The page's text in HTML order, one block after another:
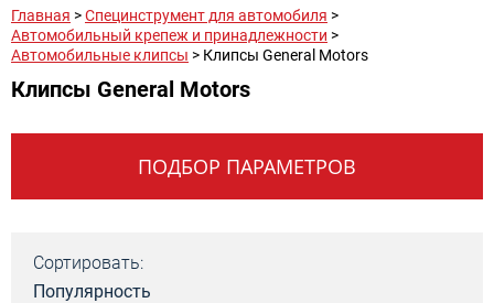
Главная >Специнструмент для автомобиля >
Автомобильный крепеж и принадлежности >
Автомобильные клипсы > Клипсы General Motors
Клипсы General Motors
ПОДБОР ПАРАМЕТРОВ
Сортировать:
Популярность